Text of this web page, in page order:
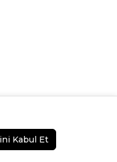
Kabul Et